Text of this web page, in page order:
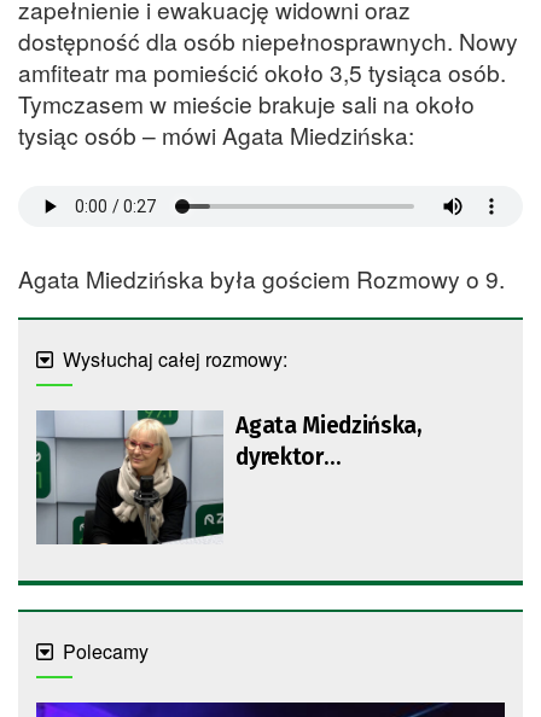
zapełnienie i ewakuację widowni oraz
dostępność dla osób niepełnosprawnych. Nowy
amfiteatr ma pomieścić około 3,5 tysiąca osób.
Tymczasem w mieście brakuje sali na około
tysiąc osób – mówi Agata Miedzińska:
Agata Miedzińska była gościem Rozmowy o 9.
Wysłuchaj całej rozmowy:
Agata Miedzińska,
dyrektor
Polecamy